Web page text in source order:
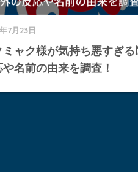
7月23日
ミャク様が気持ち悪すぎる
名前の由来を調査！